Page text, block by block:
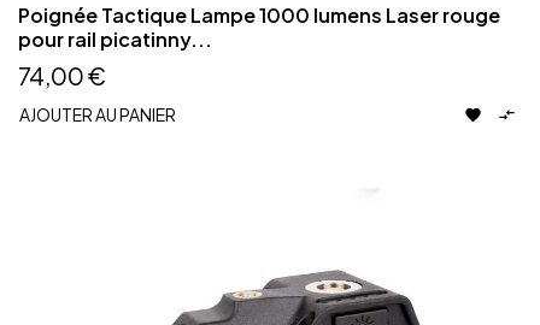
Poignée Tactique Lampe 1000 lumens Laser rouge
pour rail picatinny...
74,00 €
AJOUTER AU PANIER  